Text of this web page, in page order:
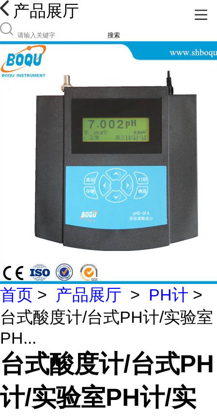
产品展厅
搜索
首页 > 产品展厅 > PH计 >
台式酸度计/台式PH计/实验室
PH...
台式酸度计/台式PH
计/实验室PH计/实